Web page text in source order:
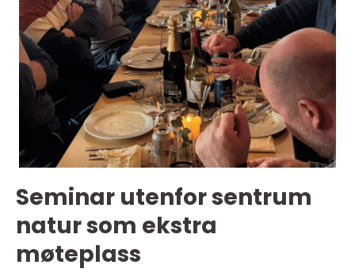
Seminar utenfor sentrum
natur som ekstra
møteplass